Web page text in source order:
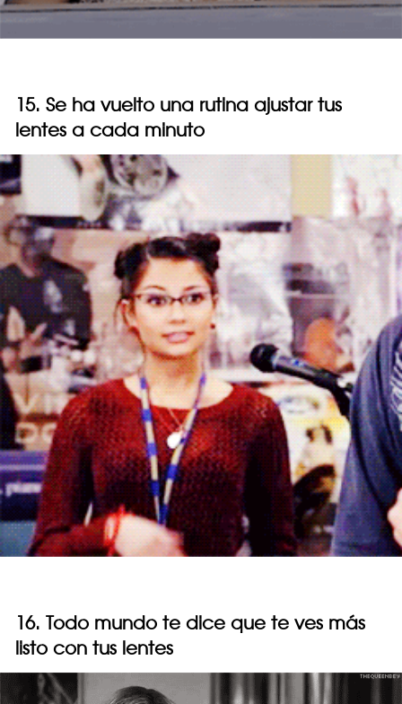
15. Se ha vuelto una rutina ajustar tus
lentes a cada minuto
16. Todo mundo te dice que te ves más
listo con tus lentes